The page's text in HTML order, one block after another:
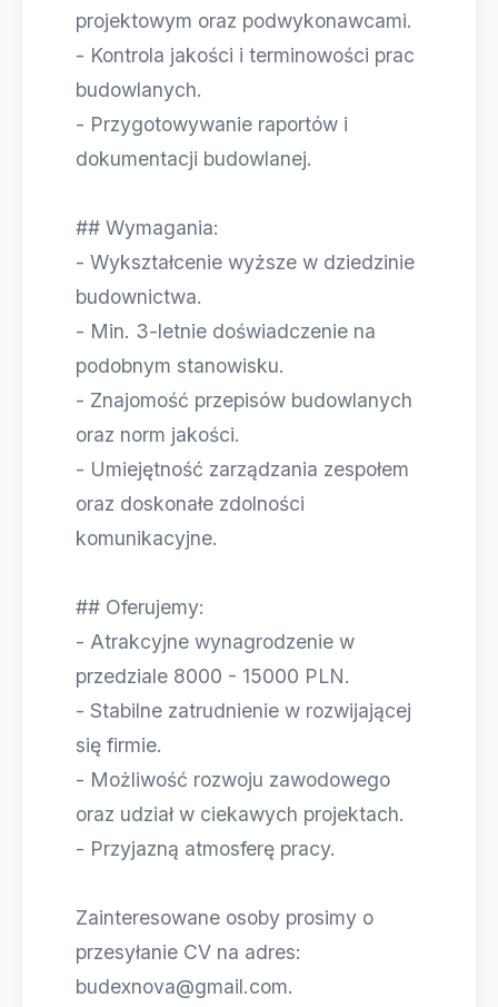
projektowym oraz podwykonawcami.
- Kontrola jakości i terminowości prac
budowlanych.
- Przygotowywanie raportów i
dokumentacji budowlanej.
## Wymagania:
- Wykształcenie wyższe w dziedzinie
budownictwa.
- Min. 3-letnie doświadczenie na
podobnym stanowisku.
- Znajomość przepisów budowlanych
oraz norm jakości.
- Umiejętność zarządzania zespołem
oraz doskonałe zdolności
komunikacyjne.
## Oferujemy:
- Atrakcyjne wynagrodzenie w
przedziale 8000 - 15000 PLN.
- Stabilne zatrudnienie w rozwijającej
się firmie.
- Możliwość rozwoju zawodowego
oraz udział w ciekawych projektach.
- Przyjazną atmosferę pracy.
Zainteresowane osoby prosimy o
przesyłanie CV na adres:
budexnova@gmail.com.